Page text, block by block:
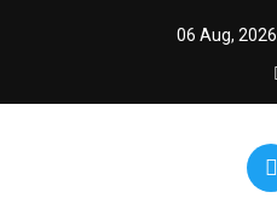
06 Aug, 2026